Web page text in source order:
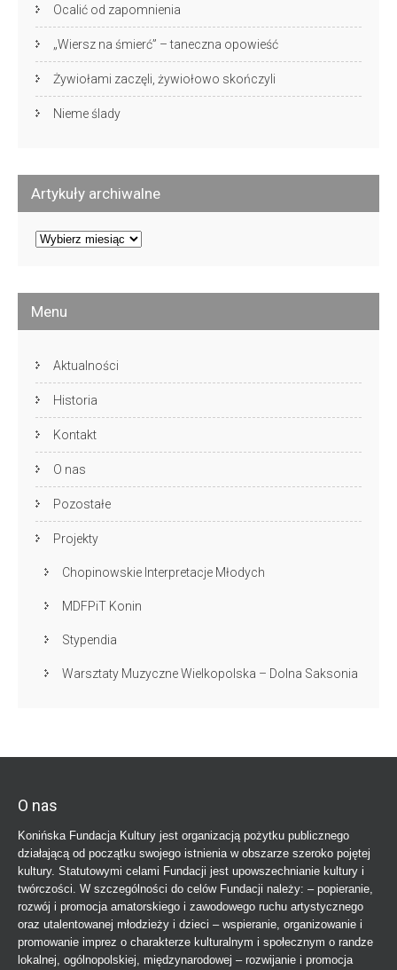
Ocalić od zapomnienia
„Wiersz na śmierć” – taneczna opowieść
Żywiołami zaczęli, żywiołowo skończyli
Nieme ślady
Artykuły archiwalne
Artykuły
Menu
Aktualności
Historia
Kontakt
O nas
Pozostałe
Projekty
Chopinowskie Interpretacje Młodych
MDFPiT Konin
Stypendia
Warsztaty Muzyczne Wielkopolska – Dolna Saksonia
O nas
Konińska Fundacja Kultury jest organizacją pożytku publicznego
działającą od początku swojego istnienia w obszarze szeroko pojętej
kultury. Statutowymi celami Fundacji jest upowszechnianie kultury i
twórczości. W szczególności do celów Fundacji należy: – popieranie,
rozwój i promocja amatorskiego i zawodowego ruchu artystycznego
oraz utalentowanej młodzieży i dzieci – wspieranie, organizowanie i
promowanie imprez o charakterze kulturalnym i społecznym o randze
lokalnej, ogólnopolskiej, międzynarodowej – rozwijanie i promocja